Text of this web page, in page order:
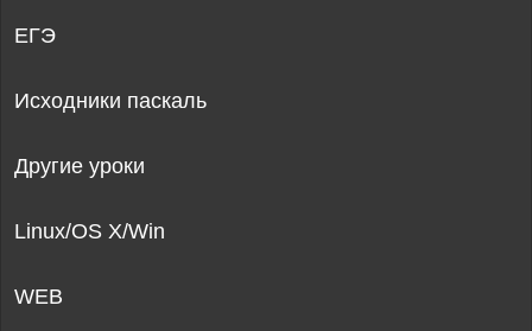
ЕГЭ
Исходники паскаль
Другие уроки
Linux/OS X/Win
WEB